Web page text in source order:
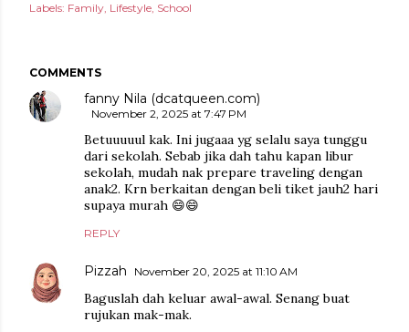
Labels: Family Lifestyle School
COMMENTS
fanny Nila (dcatqueen.com)
November 2, 2025 at 7:47 PM
Betuuuuul kak. Ini jugaaa yg selalu saya tunggu
dari sekolah. Sebab jika dah tahu kapan libur
sekolah, mudah nak prepare traveling dengan
anak2. Krn berkaitan dengan beli tiket jauh2 hari
supaya murah 😄😄
REPLY
Pizzah November 20, 2025 at 11:10 AM
Baguslah dah keluar awal-awal. Senang buat
rujukan mak-mak.